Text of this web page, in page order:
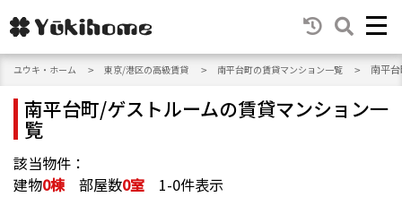
ユウキ・ホーム 東京/港区の高級賃貸 南平台町の賃貸マンション一覧 南平
南平台町/ゲストルームの賃貸マンション一
覧
該当物件：
建物0棟部屋数0室 1-0件表示